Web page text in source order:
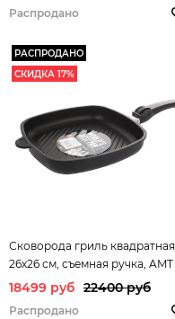
Распродано
РАСПРОДАНО
СКИДКА 17%
Сковорода гриль квадратная
26х26 см, съемная ручка, AMT
Frying Pans Titan арт. AMT I-
18499 руб 22400 руб
Распродано